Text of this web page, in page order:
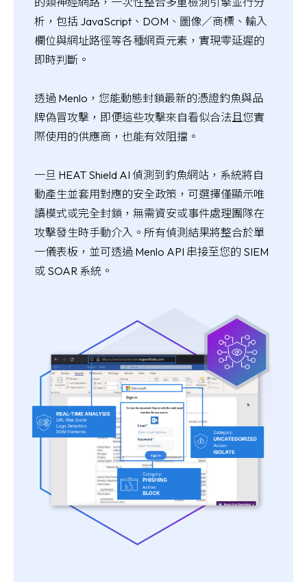
析，包括 JavaScript、DOM、圖像／商標、輸入
欄位與網址路徑等各種網頁元素，實現零延遲的
即時判斷。
透過 Menlo，您能動態封鎖最新的憑證釣魚與品
牌偽冒攻擊，即便這些攻擊來自看似合法且您實
際使用的供應商，也能有效阻擋。
一旦 HEAT Shield AI 偵測到釣魚網站，系統將自
動產生並套用對應的安全政策，可選擇僅顯示唯
讀模式或完全封鎖，無需資安或事件處理團隊在
攻擊發生時手動介入。所有偵測結果將整合於單
一儀表板，並可透過 Menlo API 串接至您的 SIEM
或 SOAR 系統。